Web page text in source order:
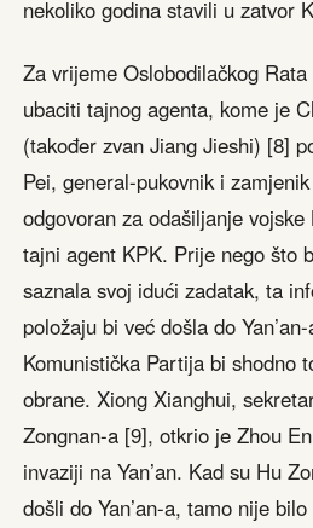
nekoliko godina stavili u zatvor
Za vrijeme Oslobodilačkog
ubaciti tajnog agenta, kome je
(također zvan Jiang Jieshi) [8]
Pei, general-pukovnik i
odgovoran za odašiljanje
tajni agent KPK. Prije nego što
saznala svoj idući zadatak, ta
položaju bi već došla do
Komunistička Partija bi shodno
obrane. Xiong Xianghui,
Zongnan-a [9], otkrio je Zhou
invaziji na Yan’an. Kad su Hu
došli do Yan’an-a, tamo nije